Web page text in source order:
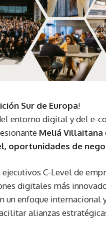
Sur de Europa!
entorno digital y del e-
Meliá Villaitana
oportunidades de
C-Level de
digitales más
enfoque internacional
alianzas